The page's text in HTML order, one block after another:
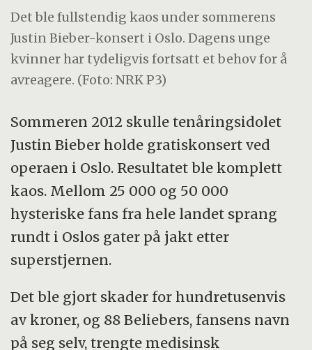
Det ble fullstendig kaos under sommerens
Justin Bieber-konsert i Oslo. Dagens unge
kvinner har tydeligvis fortsatt et behov for å
avreagere. (Foto: NRK P3)
Sommeren 2012 skulle tenåringsidolet
Justin Bieber holde gratiskonsert ved
operaen i Oslo. Resultatet ble komplett
kaos. Mellom 25 000 og 50 000
hysteriske fans fra hele landet sprang
rundt i Oslos gater på jakt etter
superstjernen.
Det ble gjort skader for hundretusenvis
av kroner, og 88 Beliebers, fansens navn
på seg selv, trengte medisinsk